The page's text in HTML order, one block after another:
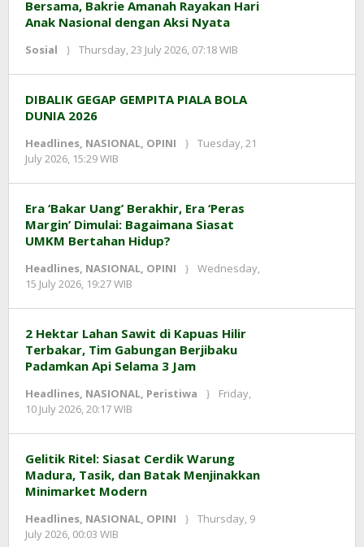
Bersama, Bakrie Amanah Rayakan Hari
Anak Nasional dengan Aksi Nyata
Sosial Thursday, 23 July 2026, 07:18 WIB
Prawiranegara
DIBALIK GEGAP GEMPITA PIALA BOLA
DUNIA 2026
Headlines, NASIONAL, OPINI
Tuesday, 21
July 2026, 15:29 WIB
Kusnadi
Era ‘Bakar Uang’ Berakhir, Era ‘Peras
Margin’ Dimulai: Bagaimana Siasat
UMKM Bertahan Hidup?
Headlines, NASIONAL, OPINI
Wednesday,
15 July 2026, 19:27 WIB
Kusnadi
2 Hektar Lahan Sawit di Kapuas Hilir
Terbakar, Tim Gabungan Berjibaku
Padamkan Api Selama 3 Jam
Headlines, NASIONAL, Peristiwa
Friday,
10 July 2026, 20:17 WIB
Kusnadi
Gelitik Ritel: Siasat Cerdik Warung
Madura, Tasik, dan Batak Menjinakkan
Minimarket Modern
Headlines, NASIONAL, OPINI
Thursday, 9
July 2026, 00:03 WIB